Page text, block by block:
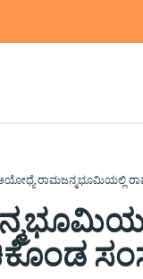
ರಾಮಜನ್ಮಭೂಮಿಯಲ್ಲಿ